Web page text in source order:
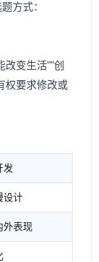
方式：
改变生活""创
权要求修改或
发
设计
外表现